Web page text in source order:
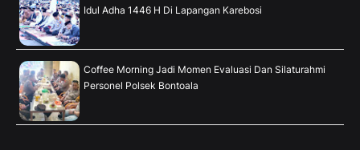
Idul Adha 1446 H Di Lapangan Karebosi
Coffee Morning Jadi Momen Evaluasi Dan Silaturahmi
Personel Polsek Bontoala